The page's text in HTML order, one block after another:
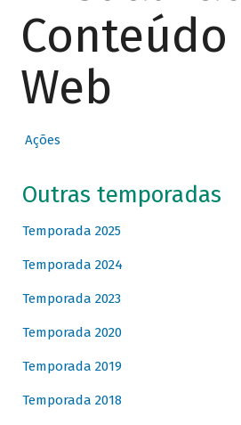
Conteúdo
Web
Ações
Outras temporadas
Temporada 2025
Temporada 2024
Temporada 2023
Temporada 2020
Temporada 2019
Temporada 2018